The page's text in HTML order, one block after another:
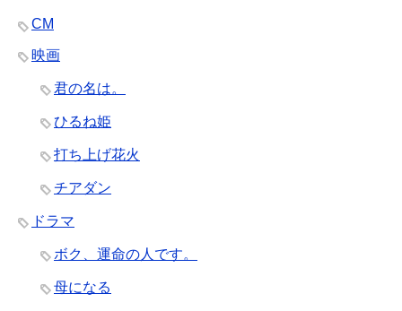
CM
映画
君の名は。
ひるね姫
打ち上げ花火
チアダン
ドラマ
ボク、運命の人です。
母になる